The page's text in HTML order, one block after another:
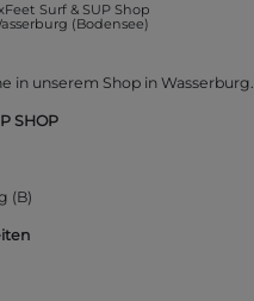
Surf & SUP Shop
(Bodensee)
in unserem Shop in Wasserburg.
SHOP
(B)